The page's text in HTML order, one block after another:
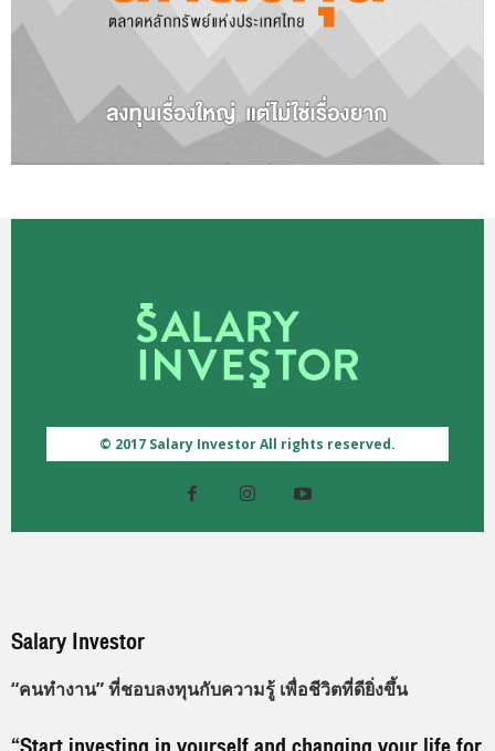
© 2017 Salary Investor All rights reserved.
Salary Investor
“คนทำงาน” ที่ชอบลงทุนกับความรู้ เพื่อชีวิตที่ดียิ่งขึ้น